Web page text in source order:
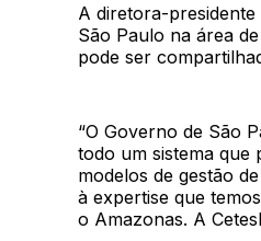
A diretora-presidente
São Paulo na área
pode ser
“O Governo de São
todo um sistema que
modelos de gestão
à expertise que
o Amazonas. A